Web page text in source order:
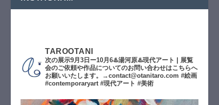
TAROOTANI
次の展示9月3日ー10月6♨️湯河原♨️現代アート | 展覧
会のご依頼や作品についてのお問い合わせはこちらへ
お願いいたします。→contact@otanitaro.com #絵画
#contemporaryart #現代アート #美術